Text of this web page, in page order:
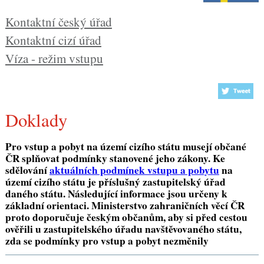
Kontaktní český úřad
Kontaktní cizí úřad
Víza - režim vstupu
Doklady
Pro vstup a pobyt na území cizího státu musejí občané
ČR splňovat podmínky stanovené jeho zákony. Ke
sdělováníaktuálních podmínek vstupu a pobytuna
území cizího státu je příslušný zastupitelský úřad
daného státu. Následující informace jsou určeny k
základní orientaci. Ministerstvo zahraničních věcí ČR
proto doporučuje českým občanům, aby si před cestou
ověřili u zastupitelského úřadu navštěvovaného státu,
zda se podmínky pro vstup a pobyt nezměnily